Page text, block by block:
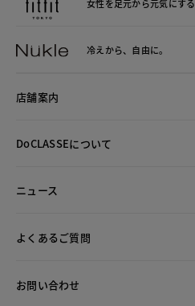
女性を足元から元気にする
冷えから、 自由に。
店舗案内
DoCLASSEについて
ニュース
よくあるご質問
お問い合わせ